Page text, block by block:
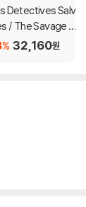
the border ci
hundr
centu
Pynchon, Fue
its conventio
enc
a grand, if so
and the nov
Detectives Salv
/ The Savage D
Spanish-
32,160원
%